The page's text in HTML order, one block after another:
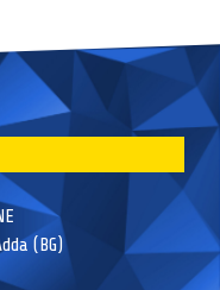
(BG)